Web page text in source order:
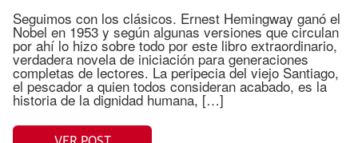
Seguimos con los clásicos. Ernest Hemingway ganó el
Nobel en 1953 y según algunas versiones que circulan
por ahí lo hizo sobre todo por este libro extraordinario,
verdadera novela de iniciación para generaciones
completas de lectores. La peripecia del viejo Santiago,
el pescador a quien todos consideran acabado, es la
historia de la dignidad humana, […]